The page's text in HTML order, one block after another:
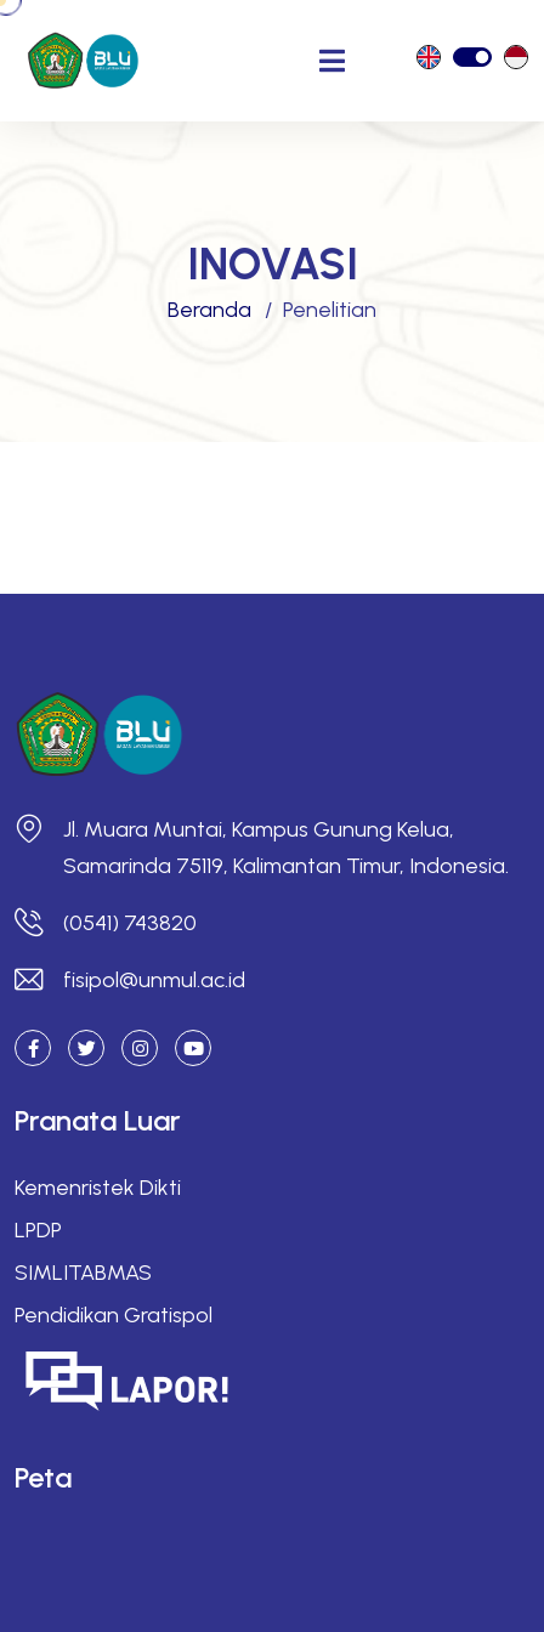
INOVASI
Beranda Penelitian
Jl. Muara Muntai, Kampus Gunung Kelua,
Samarinda 75119, Kalimantan Timur, Indonesia.
(0541) 743820
fisipol@unmul.ac.id
Pranata Luar
Kemenristek Dikti
LPDP
SIMLITABMAS
Pendidikan Gratispol
Peta